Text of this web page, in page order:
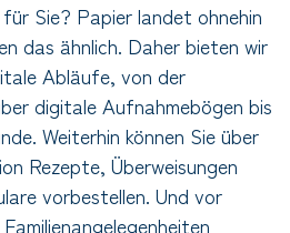
Sie? Papier landet ohnehin
das ähnlich. Daher bieten wir
Abläufe, von der
digitale Aufnahmebögen bis
Weiterhin können Sie über
Rezepte, Überweisungen
vorbestellen. Und vor